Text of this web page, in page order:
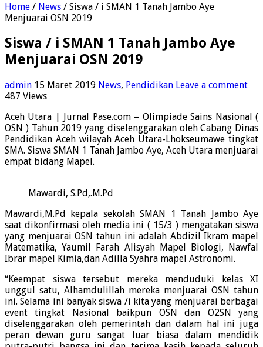
Home / News / Siswa / i SMAN 1 Tanah Jambo Aye
Menjuarai OSN 2019
Siswa / i SMAN 1 Tanah Jambo Aye
Menjuarai OSN 2019
admin 15 Maret 2019 News, Pendidikan Leave a comment
487 Views
Aceh Utara | Jurnal Pase.com – Olimpiade Sains Nasional (
OSN ) Tahun 2019 yang diselenggarakan oleh Cabang Dinas
Pendidikan Aceh wilayah Aceh Utara-Lhokseumawe tingkat
SMA. Siswa SMAN 1 Tanah Jambo Aye, Aceh Utara menjuarai
empat bidang Mapel.
Mawardi, S.Pd,.M.Pd
Mawardi,M.Pd kepala sekolah SMAN 1 Tanah Jambo Aye
saat dikonfirmasi oleh media ini ( 15/3 ) mengatakan siswa
yang menjuarai OSN tahun ini adalah Abdizil Ikram mapel
Matematika, Yaumil Farah Alisyah Mapel Biologi, Nawfal
Ibrar mapel Kimia,dan Adilla Syahra mapel Astronomi.
“Keempat siswa tersebut mereka menduduki kelas XI
unggul satu, Alhamdulillah mereka menjuarai OSN tahun
ini. Selama ini banyak siswa /i kita yang menjuarai berbagai
event tingkat Nasional baikpun OSN dan O2SN yang
diselenggarakan oleh pemerintah dan dalam hal ini juga
peran dewan guru sangat luar biasa dalam mendidik